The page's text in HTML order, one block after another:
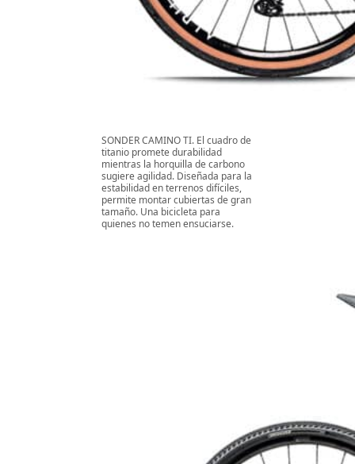
SONDER CAMINO TI. El cuadro de
titanio promete durabilidad
mientras la horquilla de carbono
sugiere agilidad. Diseñada para la
estabilidad en terrenos difíciles,
permite montar cubiertas de gran
tamaño. Una bicicleta para
quienes no temen ensuciarse.